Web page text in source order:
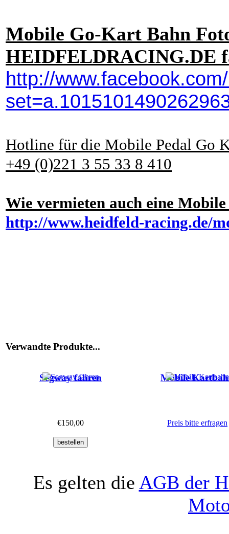
Mobile Go-Kart Bahn
HEIDFELDRACING.DE
http://
Hotline für die Mobile Pedal Go
+49 (0)221 3 55 33 8 410
Wie vermieten auch eine
http://www.heidfeld-racing.de/
Verwandte Produkte...
Segway fahren
€150,00
Mobile
Preis bitte erfragen
Es gelten die AGB der